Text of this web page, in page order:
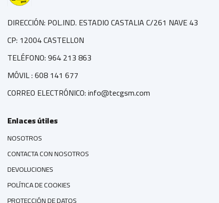
DIRECCIÓN: POL.IND. ESTADIO CASTALIA C/261 NAVE 43
CP: 12004 CASTELLON
TELÉFONO: 964 213 863
MÓVIL : 608 141 677
CORREO ELECTRÓNICO: info@tecgsm.com
Enlaces útiles
NOSOTROS
CONTACTA CON NOSOTROS
DEVOLUCIONES
POLÍTICA DE COOKIES